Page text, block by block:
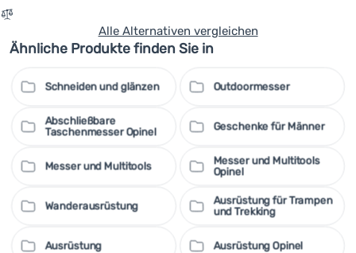
Alle Alternativen vergleichen
Ähnliche Produkte finden Sie in
Schneiden und glänzen Outdoormesser
Abschließbare
Taschenmesser Opinel
Geschenke für Männer
Messer und Multitools
Messer und Multitools
Opinel
Wanderausrüstung
Ausrüstung für Trampen
und Trekking
Ausrüstung Ausrüstung Opinel